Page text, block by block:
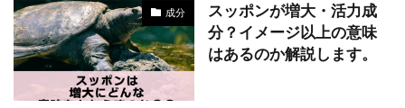
成分
スッポンが増大・活力成
分？イメージ以上の意味
はあるのか解説します。